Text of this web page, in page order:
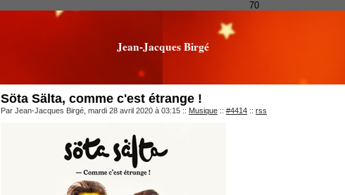
70
Jean-Jacques Birgé
Söta Sälta, comme c'est étrange !
Par Jean-Jacques Birgé, mardi 28 avril 2020 à 03:15 :: Musique :: #4414 :: rss